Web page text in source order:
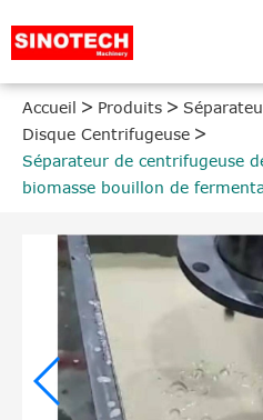
Accueil Produits
Disque Centrifugeuse
Séparateur de centrifugeuse
biomasse bouillon de